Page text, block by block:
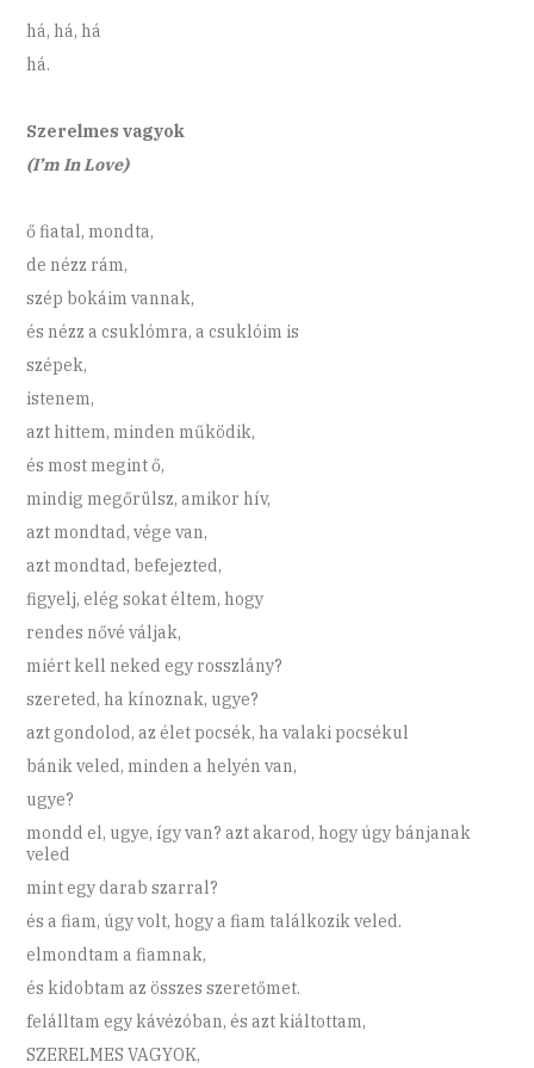
há, há, há
há.
Szerelmes vagyok
(I’m In Love)
ő fiatal, mondta,
de nézz rám,
szép bokáim vannak,
és nézz a csuklómra, a csuklóim is
szépek,
istenem,
azt hittem, minden működik,
és most megint ő,
mindig megőrülsz, amikor hív,
azt mondtad, vége van,
azt mondtad, befejezted,
figyelj, elég sokat éltem, hogy
rendes nővé váljak,
miért kell neked egy rosszlány?
szereted, ha kínoznak, ugye?
azt gondolod, az élet pocsék, ha valaki pocsékul
bánik veled, minden a helyén van,
ugye?
mondd el, ugye, így van? azt akarod, hogy úgy bánjanak
veled
mint egy darab szarral?
és a fiam, úgy volt, hogy a fiam találkozik veled.
elmondtam a fiamnak,
és kidobtam az összes szeretőmet.
felálltam egy kávézóban, és azt kiáltottam,
SZERELMES VAGYOK,